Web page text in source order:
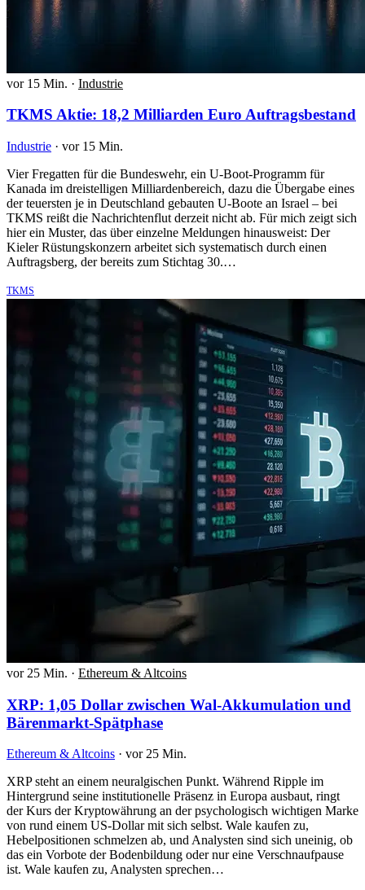
vor 15 Min. · Industrie
TKMS Aktie: 18,2 Milliarden Euro Auftragsbestand
Industrie · vor 15 Min.
Vier Fregatten für die Bundeswehr, ein U-Boot-Programm für
Kanada im dreistelligen Milliardenbereich, dazu die Übergabe eines
der teuersten je in Deutschland gebauten U-Boote an Israel – bei
TKMS reißt die Nachrichtenflut derzeit nicht ab. Für mich zeigt sich
hier ein Muster, das über einzelne Meldungen hinausweist: Der
Kieler Rüstungskonzern arbeitet sich systematisch durch einen
Auftragsberg, der bereits zum Stichtag 30.…
TKMS
vor 25 Min. · Ethereum & Altcoins
XRP: 1,05 Dollar zwischen Wal-Akkumulation und
Bärenmarkt-Spätphase
Ethereum & Altcoins · vor 25 Min.
XRP steht an einem neuralgischen Punkt. Während Ripple im
Hintergrund seine institutionelle Präsenz in Europa ausbaut, ringt
der Kurs der Kryptowährung an der psychologisch wichtigen Marke
von rund einem US-Dollar mit sich selbst. Wale kaufen zu,
Hebelpositionen schmelzen ab, und Analysten sind sich uneinig, ob
das ein Vorbote der Bodenbildung oder nur eine Verschnaufpause
ist. Wale kaufen zu, Analysten sprechen…